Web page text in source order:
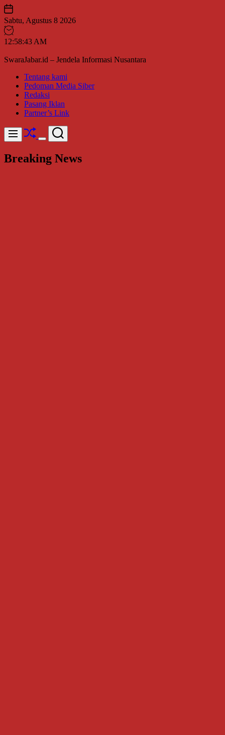
Skip
to
content
Sabtu, Agustus 8 2026
12:58:44 AM
SwaraJabar.id – Jendela Informasi Nusantara
Tentang kami
Pedoman Media Siber
Redaksi
Pasang Iklan
Partner’s Link
Menu Shuffle
Switch
mode
Search
Breaking News